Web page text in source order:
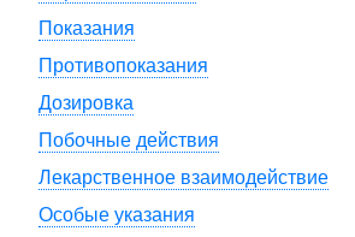
Показания
Противопоказания
Дозировка
Побочные действия
Лекарственное взаимодействие
Особые указания